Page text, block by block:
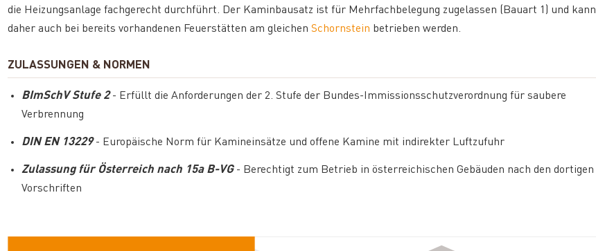
die Heizungsanlage fachgerecht durchführt. Der Kaminbausatz ist für Mehrfachbelegung zugelassen (Bauart 1) und kann
daher auch bei bereits vorhandenen Feuerstätten am gleichenSchornstein betrieben werden.
ZULASSUNGEN & NORMEN
BImSchV Stufe 2- Erfüllt die Anforderungen der 2. Stufe der Bundes-Immissionsschutzverordnung für saubere
Verbrennung
DIN EN 13229- Europäische Norm für Kamineinsätze und offene Kamine mit indirekter Luftzufuhr
Zulassung für Österreich nach 15a B-VG- Berechtigt zum Betrieb in österreichischen Gebäuden nach den dortigen
Vorschriften